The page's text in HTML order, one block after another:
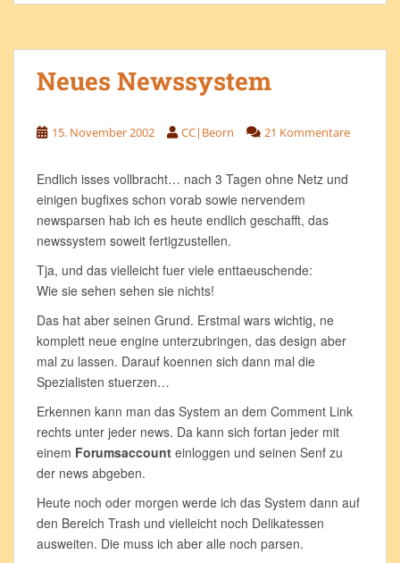
Neues Newssystem
15. November 2002 CC|Beorn 21 Kommentare
Endlich isses vollbracht… nach 3 Tagen ohne Netz und
einigen bugfixes schon vorab sowie nervendem
newsparsen hab ich es heute endlich geschafft, das
newssystem soweit fertigzustellen.
Tja, und das vielleicht fuer viele enttaeuschende:
Wie sie sehen sehen sie nichts!
Das hat aber seinen Grund. Erstmal wars wichtig, ne
komplett neue engine unterzubringen, das design aber
mal zu lassen. Darauf koennen sich dann mal die
Spezialisten stuerzen…
Erkennen kann man das System an dem Comment Link
rechts unter jeder news. Da kann sich fortan jeder mit
einem Forumsaccount einloggen und seinen Senf zu
der news abgeben.
Heute noch oder morgen werde ich das System dann auf
den Bereich Trash und vielleicht noch Delikatessen
ausweiten. Die muss ich aber alle noch parsen.